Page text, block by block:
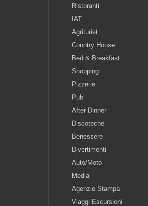
Ristoranti
IAT
Agriturist
Country House
Bed & Breakfast
Shopping
Pizzerie
Pub
After Dinner
Discoteche
Benessere
Divertimenti
Auto/Moto
Media
Agenzie Stampa
Viaggi Escursioni